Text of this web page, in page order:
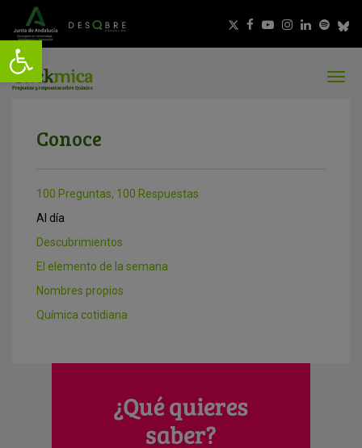
Conoce
100 Preguntas, 100 Respuestas
Al día
Descubrimientos
El elemento de la semana
Nombres propios
Química cotidiana